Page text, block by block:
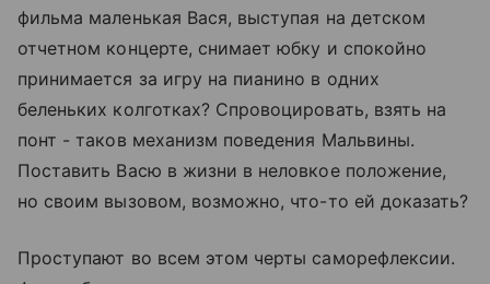
фильма маленькая Вася, выступая на детском
отчетном концерте, снимает юбку и спокойно
принимается за игру на пианино в одних
беленьких колготках? Спровоцировать, взять на
понт - таков механизм поведения Мальвины.
Поставить Васю в жизни в неловкое положение,
но своим вызовом, возможно, что-то ей доказать?
Проступают во всем этом черты саморефлексии.